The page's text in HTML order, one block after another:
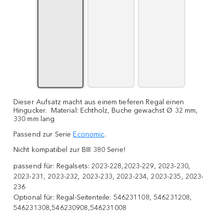
Dieser Aufsatz macht aus einem tieferen Regal einen
Hingucker. Material: Echtholz, Buche gewachst Ø 32 mm,
330 mm lang
Passend zur SerieEconomic.
Nicht kompatibel zur BIII 380 Serie!
passend für: Regalsets: 2023-228,2023-229, 2023-230,
2023-231, 2023-232, 2023-233, 2023-234, 2023-235, 2023-
236
Optional für: Regal-Seitenteile: 546231108, 546231208,
546231308,546230908,546231008